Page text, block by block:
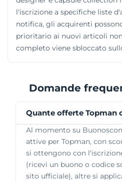
l'iscrizione a specifiche liste
notifica, gli acquirenti
prioritario ai nuovi articoli
completo viene sbloccato
Domande
Quante offerte Topman
Al momento su
attive per Topman, con
si ottengono con
(ricevi un buono o codice
sito ufficiale), altre si